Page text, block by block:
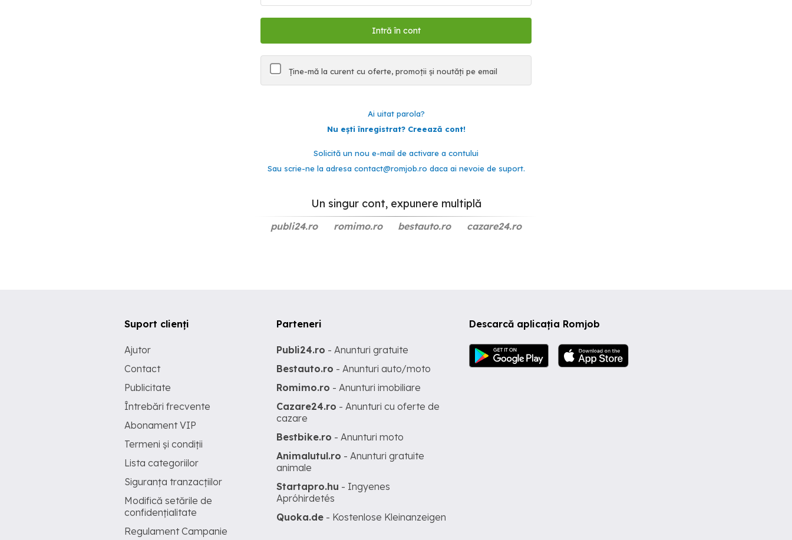
Ține-mă la curent cu oferte, promoții și noutăți pe email
Ai uitat parola?
Nu ești înregistrat? Creează cont!
Solicită un nou e-mail de activare a contului
Sau scrie-ne la adresa contact@romjob.ro daca ai nevoie de suport.
Un singur cont, expunere multiplă
publi24.ro romimo.ro bestauto.ro cazare24.ro
Descarcă aplicația Romjob
Suport clienți
Ajutor
Contact
Publicitate
Întrebări frecvente
Abonament VIP
Termeni și condiții
Lista categoriilor
Siguranța tranzacțiilor
Modifică setările de
confidențialitate
Regulament Campanie
Parteneri
Publi24.ro - Anunturi gratuite
Bestauto.ro - Anunturi auto/moto
Romimo.ro - Anunturi imobiliare
Cazare24.ro - Anunturi cu oferte de
cazare
Bestbike.ro - Anunturi moto
Animalutul.ro - Anunturi gratuite
animale
Startapro.hu - Ingyenes
Apróhirdetés
Quoka.de - Kostenlose Kleinanzeigen